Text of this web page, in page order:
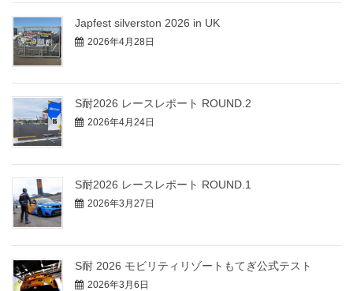
Japfest silverston 2026 in UK
2026年4月28日
S耐2026 レースレポート ROUND.2
2026年4月24日
S耐2026 レースレポート ROUND.1
2026年3月27日
S耐 2026 モビリティリゾートもてぎ公式テスト
2026年3月6日